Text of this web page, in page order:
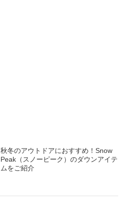
秋冬のアウトドアにおすすめ！Snow
Peak（スノーピーク）のダウンアイテ
ムをご紹介